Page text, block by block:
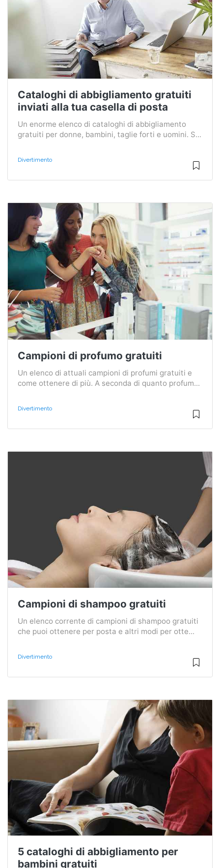
Cataloghi di abbigliamento gratuiti
inviati alla tua casella di posta
Un enorme elenco di cataloghi di abbigliamento
gratuiti per donne, bambini, taglie forti e uomini. S...
Divertimento
Campioni di profumo gratuiti
Un elenco di attuali campioni di profumi gratuiti e
come ottenere di più. A seconda di quanto profum...
Divertimento
Campioni di shampoo gratuiti
Un elenco corrente di campioni di shampoo gratuiti
che puoi ottenere per posta e altri modi per otte...
Divertimento
5 cataloghi di abbigliamento per
bambini gratuiti